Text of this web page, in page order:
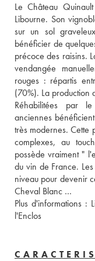
Le Château
Libourne. Son
sur un sol
bénéficier de
précoce des raisins.
vendangée
rouges : répartis
(70%). La production
Réhabilitées par
anciennes
très modernes. Cette
complexes, au
possède vraiment "
du vin de France.
niveau pour devenir
Cheval Blanc …
Plus d'informations :
l'Enclos